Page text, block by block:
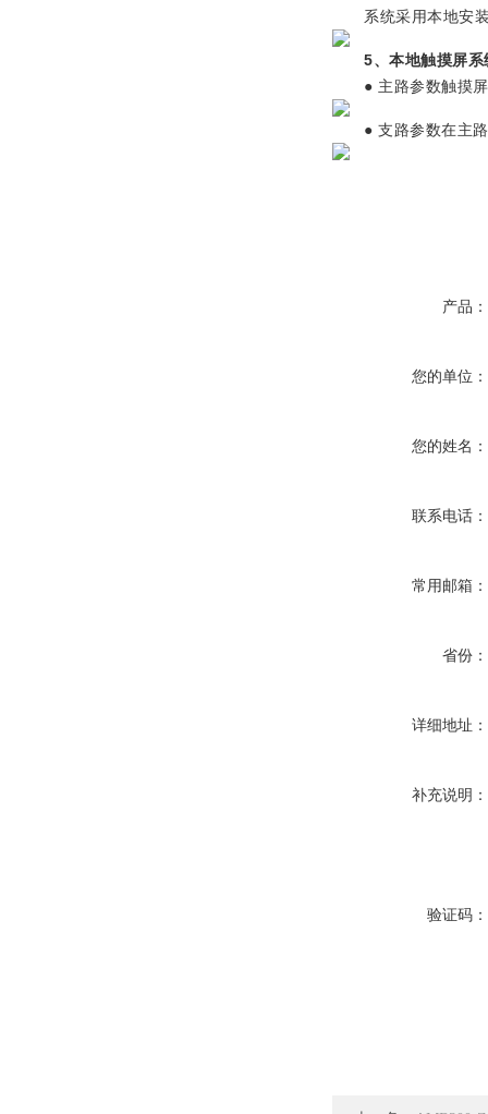
系统采用本地安装
5、本地触摸屏系
● 主路参数触摸屏
● 支路参数在主路
产品：
您的单位：
您的姓名：
联系电话：
常用邮箱：
省份：
详细地址：
补充说明：
验证码：